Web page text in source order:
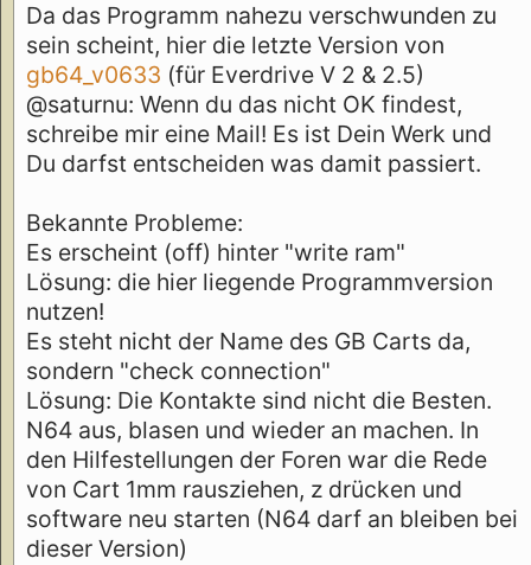
Da das Programm nahezu verschwunden zu
sein scheint, hier die letzte Version von
gb64_v0633 (für Everdrive V 2 & 2.5)
@saturnu: Wenn du das nicht OK findest,
schreibe mir eine Mail! Es ist Dein Werk und
Du darfst entscheiden was damit passiert.
Bekannte Probleme:
Es erscheint (off) hinter "write ram"
Lösung: die hier liegende Programmversion
nutzen!
Es steht nicht der Name des GB Carts da,
sondern "check connection"
Lösung: Die Kontakte sind nicht die Besten.
N64 aus, blasen und wieder an machen. In
den Hilfestellungen der Foren war die Rede
von Cart 1mm rausziehen, z drücken und
software neu starten (N64 darf an bleiben bei
dieser Version)